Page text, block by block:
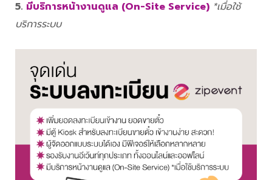
5. มีบริการหน้างานดูแล (On-Site Service) *เมื่อใช้
บริการระบบ